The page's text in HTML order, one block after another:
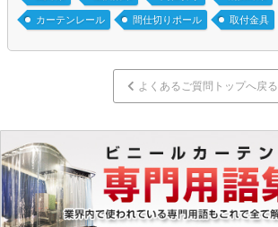
カーテンレール 間仕切りポール 取付金具
よくあるご質問トップへ戻る